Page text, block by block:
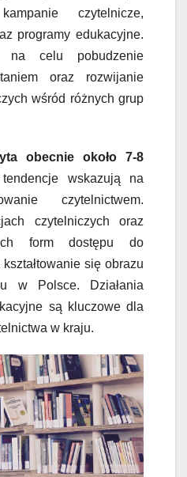
czytelnicze,
programy edukacyjne.
na celu pobudzenie
oraz rozwijanie
wśród różnych grup
obecnie około 7-8
wskazują na
czytelnictwem.
czytelniczych oraz
form dostępu do
kształtowanie się obrazu
w Polsce. Działania
są kluczowe dla
w kraju.